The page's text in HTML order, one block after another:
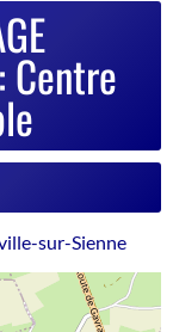
Centre
sur-Sienne